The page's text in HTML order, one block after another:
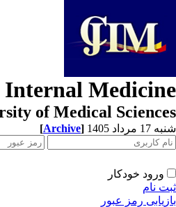
Medicine
of Medical Sciences
شنبه 17 مرداد 1405 [Archive]
ورود خودکار
ثبت نام
بازیابی رمز عبور